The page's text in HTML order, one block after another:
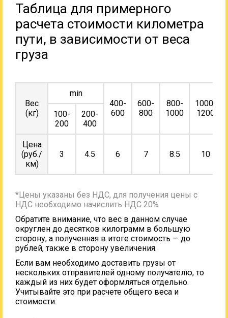
Таблица для примерного
расчета стоимости километра
пути, в зависимости от веса
груза
Вес
(кг)
min
400-
600
600-
800
800-
1000
1000-
1200
100-
200
200-
400
Цена
(руб./
км)
3 4.5 6 7 8.5 10
*Цены указаны без НДС, для получения цены с
НДС необходимо начислить НДС 20%
Обратите внимание, что вес в данном случае
округлен до десятков килограмм в большую
сторону, а полученная в итоге стоимость — до
рублей, также в сторону увеличения.
Если вам необходимо доставить грузы от
нескольких отправителей одному получателю, то
каждый из них будет оформляться отдельно.
Учитывайте это при расчете общего веса и
стоимости.